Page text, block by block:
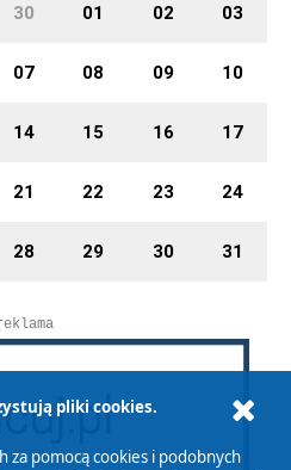
30 01 02 03
07 08 09 10
14 15 16 17
21 22 23 24
28 29 30 31
pliki cookies.
za pomocą cookies i podobnych